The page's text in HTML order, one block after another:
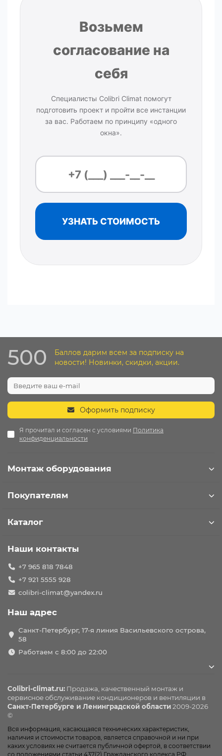
Возьмем
согласование на
себя
Специалисты Colibri Climat помогут
подготовить проект и пройти все инстанции
за вас. Работаем по принципу «одного
окна».
УЗНАТЬ СТОИМОСТЬ
500
Баллов дарим всем за подписку на
новости! Новинки, скидки, акции.
Оформить подписку
Я прочитал и согласен с условиями Политика
конфиденциальности
Монтаж оборудования
Покупателям
Каталог
Наши контакты
+7 965 818 7848
+7 921 5555 928
colibri-climat@yandex.ru
Наш адрес
Санкт-Петербург, 17-я линия Васильевского острова,
58
Работаем с 8:00 до 22:00
Colibri-climat.ru: Продажа, качественный монтаж и
сервисное обслуживание кондиционеров и вентиляции в
Санкт-Петербурге и Ленинградской области2009-2026
©
Вся информация, касающаяся технических характеристик,
наличия и стоимости товаров, является справочной и ни при
каких условиях не считается публичной офертой, в соответствии
со положениями статьи 437(2) Гражданского кодекса РФ.